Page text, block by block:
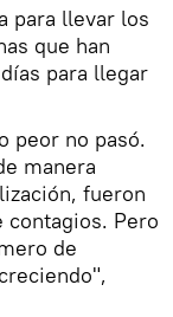
para llevar los
que han
para llegar
peor no pasó.
manera
fueron
contagios. Pero
de